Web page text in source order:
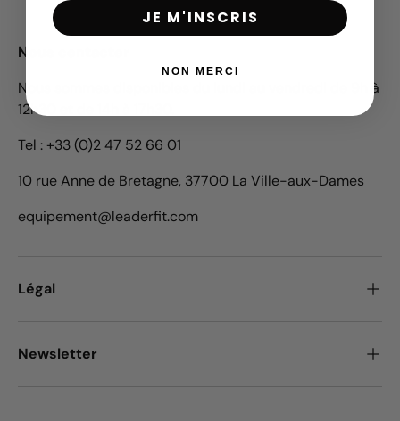
Nous contacter
Nous sommes disponibles du lundi au vendredi de 9h à
12h30 et de 14h à 17h30.
Tel : +33 (0)2 47 52 66 01
10 rue Anne de Bretagne, 37700 La Ville-aux-Dames
equipement@leaderfit.com
Légal
Newsletter
JE M'INSCRIS
NON MERCI